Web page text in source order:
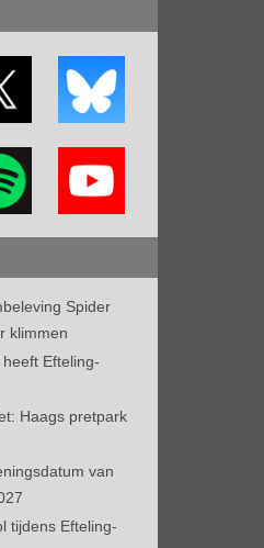
Spider
klimmen
Efteling-
Haags pretpark
van
tijdens Efteling-